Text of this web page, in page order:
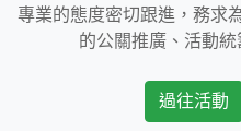
專業的態度密切跟進，務求
的公關推廣、活動
過往活動